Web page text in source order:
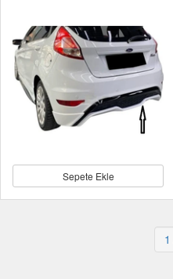
Sepete Ekle
1